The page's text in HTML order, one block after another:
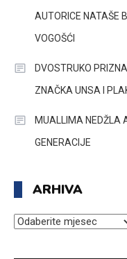
AUTORICE NATAŠE
VOGOŠĆI
DVOSTRUKO
ZNAČKA UNSA I
MUALLIMA NEDŽLA
GENERACIJE
ARHIVA
ARHIVA